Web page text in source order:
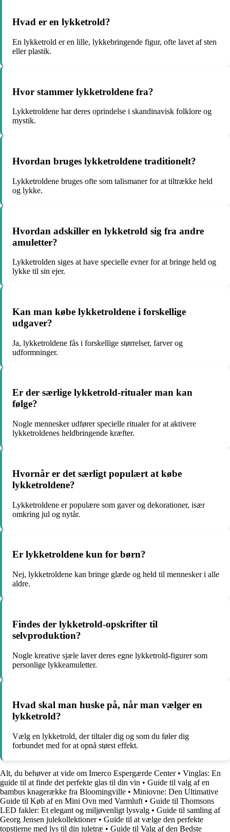
Hvad er en lykketrold?
En lykketrold er en lille, lykkebringende figur, ofte lavet af sten
eller plastik.
Hvor stammer lykketroldene fra?
Lykketroldene har deres oprindelse i skandinavisk folklore og
mystik.
Hvordan bruges lykketroldene traditionelt?
Lykketroldene bruges ofte som talismaner for at tiltrække held
og lykke.
Hvordan adskiller en lykketrold sig fra andre
amuletter?
Lykketrolden siges at have specielle evner for at bringe held og
lykke til sin ejer.
Kan man købe lykketroldene i forskellige
udgaver?
Ja, lykketroldene fås i forskellige størrelser, farver og
udformninger.
Er der særlige lykketrold-ritualer man kan
følge?
Nogle mennesker udfører specielle ritualer for at aktivere
lykketroldenes heldbringende kræfter.
Hvornår er det særligt populært at købe
lykketroldene?
Lykketroldene er populære som gaver og dekorationer, især
omkring jul og nytår.
Er lykketroldene kun for børn?
Nej, lykketroldene kan bringe glæde og held til mennesker i alle
aldre.
Findes der lykketrold-opskrifter til
selvproduktion?
Nogle kreative sjæle laver deres egne lykketrold-figurer som
personlige lykkeamuletter.
Hvad skal man huske på, når man vælger en
lykketrold?
Vælg en lykketrold, der tiltaler dig og som du føler dig
forbundet med for at opnå størst effekt.
Alt, du behøver at vide om Imerco Espergærde Center• Vinglas: En
guide til at finde det perfekte glas til din vin • Guide til valg af en
bambus knagerække fra Bloomingville • Miniovne: Den Ultimative
Guide til Køb af en Mini Ovn med Varmluft • Guide til Thomsons
LED fakler: Et elegant og miljøvenligt lysvalg • Guide til samling af
Georg Jensen julekollektioner• Guide til at vælge den perfekte
topstjerne med lys til din juletræ • Guide til Valg af den Bedste